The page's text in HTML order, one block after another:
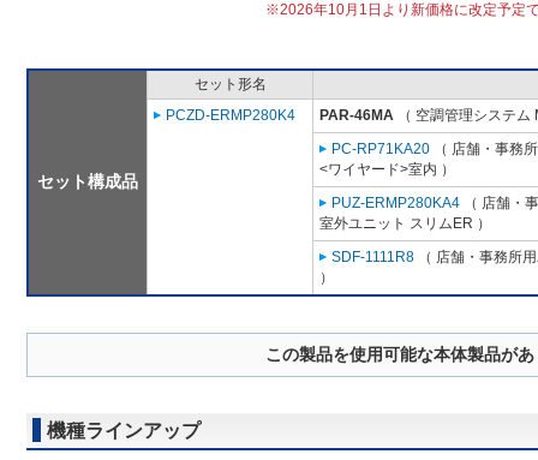
※2026年10月1日より新価格に改定予定
セット構成品
セット形名
PCZD-ERMP280K4
PAR-46MA （ 空調管理システム
PC-RP71KA20 （ 店舗・事務
<ワイヤード>室内 ）
PUZ-ERMP280KA4 （ 店舗・
室外ユニット スリムER ）
SDF-1111R8 （ 店舗・事務所
）
この製品を使用可能な本体製品が
機種ラインアップ